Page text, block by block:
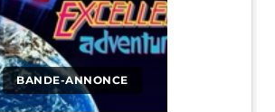
BANDE-ANNONCE